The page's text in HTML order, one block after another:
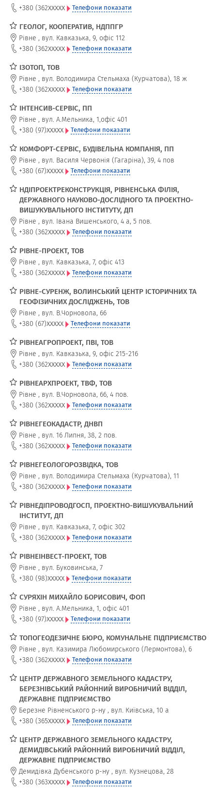
+380 (362xxxxx Телефони показати
ГЕОЛОГ, КООПЕРАТИВ, НДППГР
Рівне , вул. Кавказька, 9, офіс 112
+380 (362xxxxx Телефони показати
ІЗОТОП, ТОВ
Рівне , вул. Володимира Стельмаха (Курчатова), 18 ж
+380 (362xxxxx Телефони показати
ІНТЕНСИВ-СЕРВІС, ПП
Рівне , вул. А.Мельника, 1,офіс 401
+380 (97)xxxxx Телефони показати
КОМФОРТ-СЕРВІС, БУДІВЕЛЬНА КОМПАНІЯ, ПП
Рівне , вул. Василя Червонія (Гагаріна), 39, 4 пов
+380 (67)xxxxx Телефони показати
НДІПРОЕКТРЕКОНСТРУКЦІЯ, РІВНЕНСЬКА ФІЛІЯ,
ДЕРЖАВНОГО НАУКОВО-ДОСЛІДНОГО ТА ПРОЕКТНО-
ВИШУКУВАЛЬНОГО ІНСТИТУТУ, ДП
Рівне , вул. Івана Вишенського, 4 а, 5 пов.
+380 (362xxxxx Телефони показати
РІВНЕ-ПРОЕКТ, ТОВ
Рівне , вул. Кавказька, 7, офіс 413
+380 (362xxxxx Телефони показати
РІВНЕ-СУРЕНЖ, ВОЛИНСЬКИЙ ЦЕНТР ІСТОРИЧНИХ ТА
ГЕОФІЗИЧНИХ ДОСЛІДЖЕНЬ, ТОВ
Рівне , вул. В.Чорновола, 66
+380 (67)xxxxx Телефони показати
РІВНЕАГРОПРОЕКТ, ПВІ, ТОВ
Рівне , вул. Кавказька, 9, офіс 215-216
+380 (362xxxxx Телефони показати
РІВНЕАРХПРОЕКТ, ТВФ, ТОВ
Рівне , вул. В.Чорновола, 66, 4 пов.
+380 (362xxxxx Телефони показати
РІВНЕГЕОКАДАСТР, ДНВП
Рівне , вул. 16 Липня, 38, 2 пов.
+380 (362xxxxx Телефони показати
РІВНЕГЕОЛОГОРОЗВІДКА, ТОВ
Рівне , вул. Володимира Стельмаха (Курчатова), 11
+380 (362xxxxx Телефони показати
РІВНЕДІПРОВОДГОСП, ПРОЕКТНО-ВИШУКУВАЛЬНИЙ
ІНСТИТУТ, ДП
Рівне , вул. Кавказька, 7, офіс 302
+380 (362xxxxx Телефони показати
РІВНЕІНВЕСТ-ПРОЕКТ, ТОВ
Рівне , вул. Буковинська, 7
+380 (98)xxxxx Телефони показати
СУРЯХІН МИХАЙЛО БОРИСОВИЧ, ФОП
Рівне , вул. А.Мельника, 1, офіс 401
+380 (97)xxxxx Телефони показати
ТОПОГЕОДЕЗИЧНЕ БЮРО, КОМУНАЛЬНЕ ПІДПРИЄМСТВО
Рівне , вул. Казимира Любомирського (Лермонтова), 6
+380 (362xxxxx Телефони показати
ЦЕНТР ДЕРЖАВНОГО ЗЕМЕЛЬНОГО КАДАСТРУ,
БЕРЕЗНІВСЬКИЙ РАЙОННИЙ ВИРОБНИЧИЙ ВІДДІЛ,
ДЕРЖАВНЕ ПІДПРИЄМСТВО
Березне Рівненського р-ну , вул. Київська, 10 а
+380 (365xxxxx Телефони показати
ЦЕНТР ДЕРЖАВНОГО ЗЕМЕЛЬНОГО КАДАСТРУ,
ДЕМИДІВСЬКИЙ РАЙОННИЙ ВИРОБНИЧИЙ ВІДДІЛ,
ДЕРЖАВНЕ ПІДПРИЄМСТВО
Демидівка Дубенського р-ну , вул. Кузнецова, 28
+380 (363xxxxx Телефони показати